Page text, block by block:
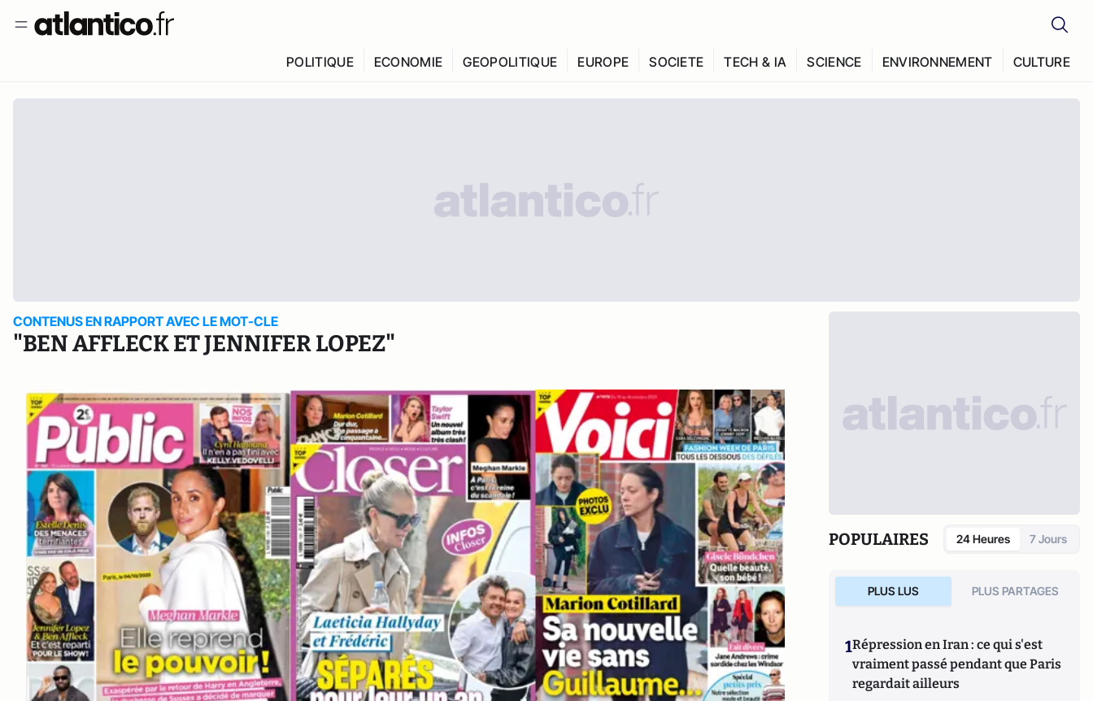
POLITIQUE ECONOMIE GEOPOLITIQUE EUROPE SOCIETE TECH & IA SCIENCE ENVIRONNEMENT CULTURE
CONTENUS EN RAPPORT AVEC LE MOT-CLE
"BEN AFFLECK ET JENNIFER LOPEZ"
POPULAIRES 24 Heures 7 Jours
PLUS LUS PLUS PARTAGES
1Répression en Iran : ce qui s'est
vraiment passé pendant que Paris
regardait ailleurs